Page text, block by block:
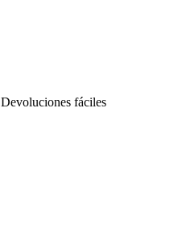
Devoluciones fáciles